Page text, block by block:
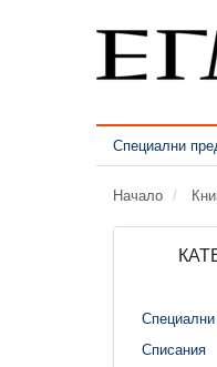
Специални
Начало
Списания